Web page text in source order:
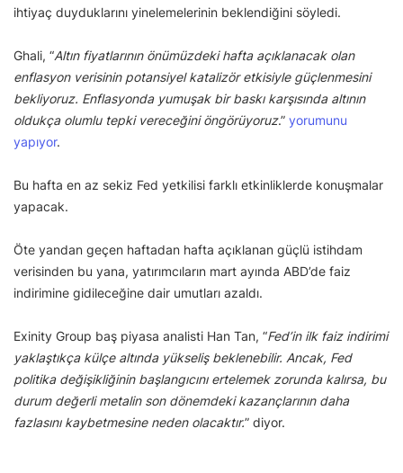
ihtiyaç duyduklarını yinelemelerinin beklendiğini söyledi.
Ghali, “Altın fiyatlarının önümüzdeki hafta açıklanacak olan
enflasyon verisinin potansiyel katalizör etkisiyle güçlenmesini
bekliyoruz. Enflasyonda yumuşak bir baskı karşısında altının
oldukça olumlu tepki vereceğini öngörüyoruz.” yorumunu
yapıyor.
Bu hafta en az sekiz Fed yetkilisi farklı etkinliklerde konuşmalar
yapacak.
Öte yandan geçen haftadan hafta açıklanan güçlü istihdam
verisinden bu yana, yatırımcıların mart ayında ABD’de faiz
indirimine gidileceğine dair umutları azaldı.
Exinity Group baş piyasa analisti Han Tan, “Fed’in ilk faiz indirimi
yaklaştıkça külçe altında yükseliş beklenebilir. Ancak, Fed
politika değişikliğinin başlangıcını ertelemek zorunda kalırsa, bu
durum değerli metalin son dönemdeki kazançlarının daha
fazlasını kaybetmesine neden olacaktır.” diyor.